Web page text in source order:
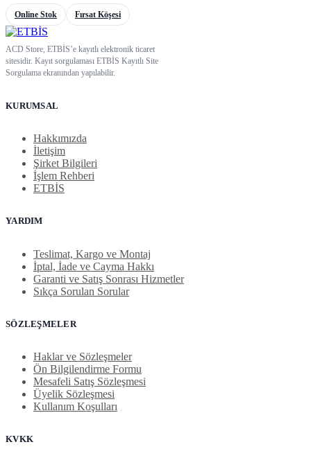
Online Stok Fırsat Köşesi
ACD Store, ETBİS’e kayıtlı elektronik ticaret
sitesidir. Kayıt sorgulaması ETBİS Kayıtlı Site
Sorgulama ekranından yapılabilir.
KURUMSAL
Hakkımızda
İletişim
Şirket Bilgileri
İşlem Rehberi
ETBİS
YARDIM
Teslimat, Kargo ve Montaj
İptal, İade ve Cayma Hakkı
Garanti ve Satış Sonrası Hizmetler
Sıkça Sorulan Sorular
SÖZLEŞMELER
Haklar ve Sözleşmeler
Ön Bilgilendirme Formu
Mesafeli Satış Sözleşmesi
Üyelik Sözleşmesi
Kullanım Koşulları
KVKK